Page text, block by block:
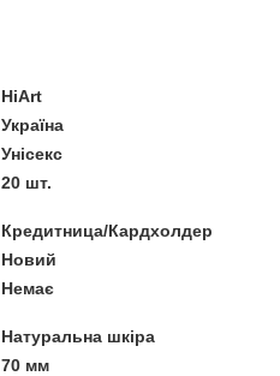
HiArt
Україна
Унісекс
20 шт.
Кредитница/Кардхолдер
Новий
Немає
Натуральна шкіра
70 мм